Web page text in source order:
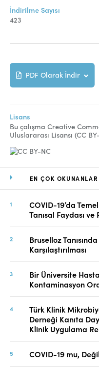
EN ÇOK OKUNANLAR
COVID-19’da
Tanısal Faydası
Bruselloz
Karşılaştırılması
Bir Üniversite
Kontaminasyon
Türk Klinik
Derneği Kanıta
Klinik Uygulama
COVID-19 mu,
İndirilme Sayısı
423
PDF Olarak İndir
Lisans
Bu çalışma Creative
Uluslararası Lisansı (CC